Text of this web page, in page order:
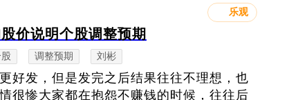
乐观
价说明个股调整预期
调整预期 刘彬
好发，但是发完之后结果往往不理想，也
很惨大家都在抱怨不赚钱的时候，往往后